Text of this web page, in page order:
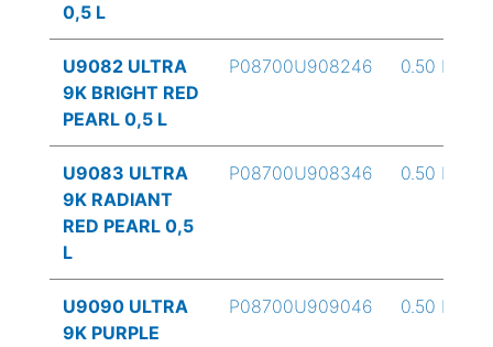
0,5 L
U9082 ULTRA
9K BRIGHT RED
PEARL 0,5 L
P08700U908246 0.50 L
U9083 ULTRA
9K RADIANT
RED PEARL 0,5
L
P08700U908346 0.50 L
U9090 ULTRA
9K PURPLE
P08700U909046 0.50 L